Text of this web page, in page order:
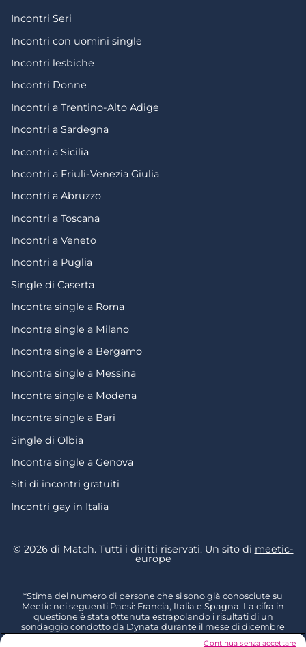
Incontri Seri
Incontri con uomini single
Incontri lesbiche
Incontri Donne
Incontri a Trentino-Alto Adige
Incontri a Sardegna
Incontri a Sicilia
Incontri a Friuli-Venezia Giulia
Incontri a Abruzzo
Incontri a Toscana
Incontri a Veneto
Incontri a Puglia
Single di Caserta
Incontra single a Roma
Incontra single a Milano
Incontra single a Bergamo
Incontra single a Messina
Incontra single a Modena
Incontra single a Bari
Single di Olbia
Incontra single a Genova
Siti di incontri gratuiti
Incontri gay in Italia
© 2026 di Match. Tutti i diritti riservati. Un sito di meetic-
europe
*Stima del numero di persone che si sono già conosciute su
Meetic nei seguenti Paesi: Francia, Italia e Spagna. La cifra in
questione è stata ottenuta estrapolando i risultati di un
sondaggio condotto da Dynata durante il mese di dicembre
2023, intervistando 6011 persone residenti in Francia, Italia e
Continua senza accettare